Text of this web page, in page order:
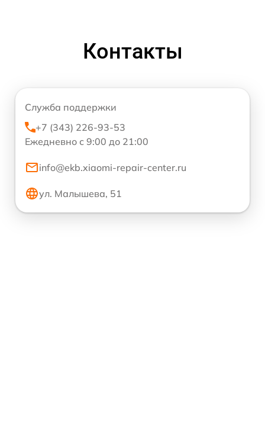
Контакты
Служба поддержки
+7 (343) 226-93-53
Ежедневно с 9:00 до 21:00
info@ekb.xiaomi-repair-center.ru
ул. Малышева, 51